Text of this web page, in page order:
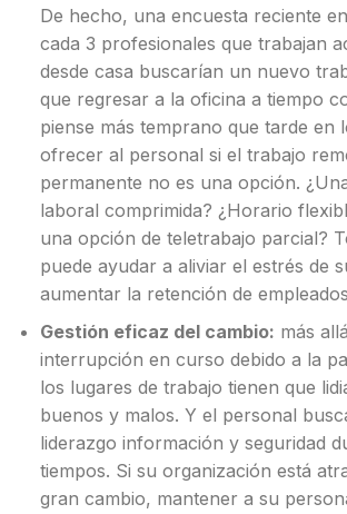
De hecho, una encuesta reciente
cada 3 profesionales que trabajan
desde casa buscarían un nuevo
que regresar a la oficina a tiempo
piense más temprano que tarde en
ofrecer al personal si el trabajo
permanente no es una opción.
laboral comprimida? ¿Horario
una opción de teletrabajo parcial?
puede ayudar a aliviar el estrés de
aumentar la retención de
Gestión eficaz del cambio: más
interrupción en curso debido a la
los lugares de trabajo tienen que
buenos y malos. Y el personal
liderazgo información y seguridad
tiempos. Si su organización está
gran cambio, mantener a su